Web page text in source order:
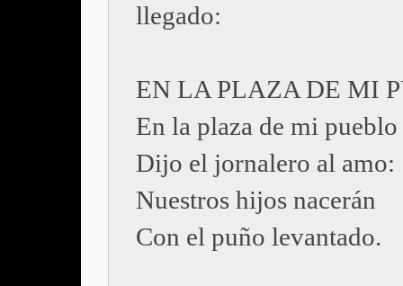
llegado:
EN LA PLAZA DE MI
En la plaza de mi pueblo
Dijo el jornalero al amo:
Nuestros hijos nacerán
Con el puño levantado.